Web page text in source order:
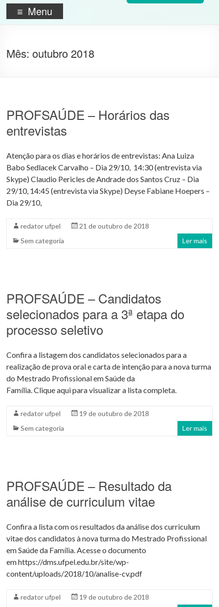
Menu
Mês:outubro 2018
PROFSAÚDE – Horários das
entrevistas
Atenção para os dias e horários de entrevistas: Ana Luiza
Babo Sedlacek Carvalho – Dia 29/10, 14:30 (entrevista via
Skype) Claudio Pericles de Andrade dos Santos Cruz – Dia
29/10, 14:45 (entrevista via Skype) Deyse Fabiane Hoepers –
Dia 29/10,
redator ufpel
21 de outubro de 2018
Sem categoria
Ler mais
PROFSAÚDE – Candidatos
selecionados para a 3ª etapa do
processo seletivo
Confira a listagem dos candidatos selecionados para a
realização de prova oral e carta de intenção para a nova turma
do Mestrado Profissional em Saúde da
Família. Clique aqui para visualizar a lista completa.
redator ufpel
19 de outubro de 2018
Sem categoria
Ler mais
PROFSAÚDE – Resultado da
análise de curriculum vitae
Confira a lista com os resultados da análise dos curriculum
vitae dos candidatos à nova turma do Mestrado Profissional
em Saúde da Família. Acesse o documento
em https://dms.ufpel.edu.br/site/wp-
content/uploads/2018/10/analise-cv.pdf
redator ufpel
19 de outubro de 2018